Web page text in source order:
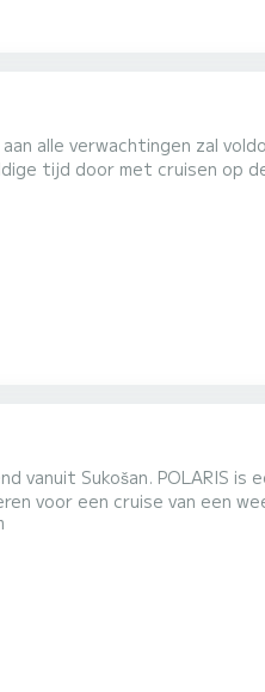
alle verwachtingen zal
tijd door met cruisen op
stranden, eilanden en
gaat. Als u ervaring hebt met het
vanuit Sukošan. POLARIS
cruise van een week of langer.
een totale lengte van 12